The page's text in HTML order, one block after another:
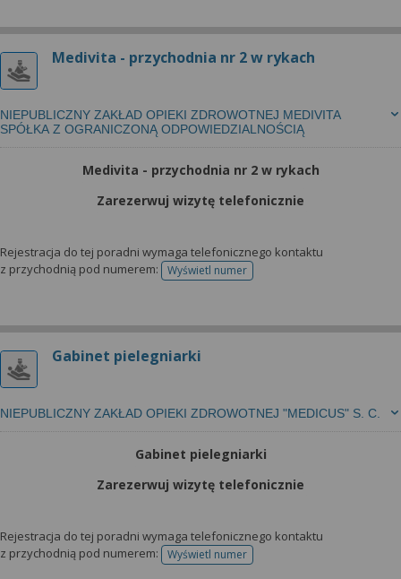
Medivita - przychodnia nr 2 w rykach
NIEPUBLICZNY ZAKŁAD OPIEKI ZDROWOTNEJ MEDIVITA
SPÓŁKA Z OGRANICZONĄ ODPOWIEDZIALNOŚCIĄ
Medivita - przychodnia nr 2 w rykach
Zarezerwuj wizytę telefonicznie
Rejestracja do tej poradni wymaga telefonicznego kontaktu
z przychodnią pod numerem:
Wyświetl numertelefonu do rejestracji
Gabinet pielegniarki
NIEPUBLICZNY ZAKŁAD OPIEKI ZDROWOTNEJ "MEDICUS" S. C.
Gabinet pielegniarki
Zarezerwuj wizytę telefonicznie
Rejestracja do tej poradni wymaga telefonicznego kontaktu
z przychodnią pod numerem:
Wyświetl numertelefonu do rejestracji